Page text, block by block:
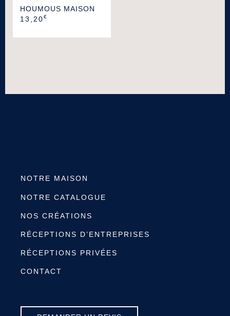
HOUMOUS MAISON
13,20€
NOTRE MAISON
NOTRE CATALOGUE
NOS CRÉATIONS
RÉCEPTIONS D’ENTREPRISES
RÉCEPTIONS PRIVÉES
CONTACT